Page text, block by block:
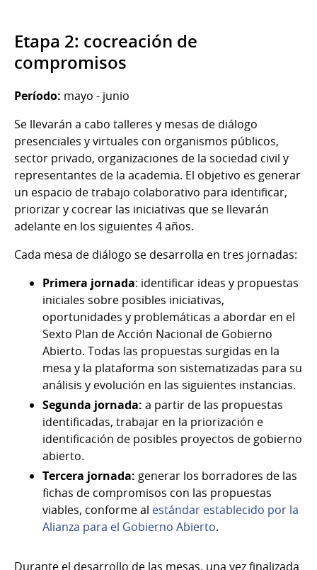
Etapa 2: cocreación de
compromisos
Período: mayo - junio
Se llevarán a cabo talleres y mesas de diálogo
presenciales y virtuales con organismos públicos,
sector privado, organizaciones de la sociedad civil y
representantes de la academia. El objetivo es generar
un espacio de trabajo colaborativo para identificar,
priorizar y cocrear las iniciativas que se llevarán
adelante en los siguientes 4 años.
Cada mesa de diálogo se desarrolla en tres jornadas:
Primera jornada: identificar ideas y propuestas
iniciales sobre posibles iniciativas,
oportunidades y problemáticas a abordar en el
Sexto Plan de Acción Nacional de Gobierno
Abierto. Todas las propuestas surgidas en la
mesa y la plataforma son sistematizadas para su
análisis y evolución en las siguientes instancias.
Segunda jornada: a partir de las propuestas
identificadas, trabajar en la priorización e
identificación de posibles proyectos de gobierno
abierto.
Tercera jornada: generar los borradores de las
fichas de compromisos con las propuestas
viables, conforme al estándar establecido por la
Alianza para el Gobierno Abierto.
Durante el desarrollo de las mesas, una vez finalizada